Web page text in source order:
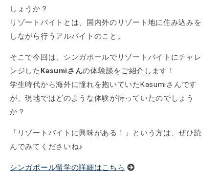
しょうか？
リゾートバイトとは、国内外のリゾート地に住み込みを
しながら行うアルバイトのこと。
そこで今回は、シンガポールでリゾートバイトにチャレ
ンジした Kasumiさんの体験談をご紹介します！
学生時代から海外に憧れを抱いていたKasumiさんです
が、現地ではどのような体験が待っていたのでしょう
か？
「リゾートバイトに興味がある！」という方は、ぜひ読
んでみてくださいね♪
シンガポール留学の詳細はこちら